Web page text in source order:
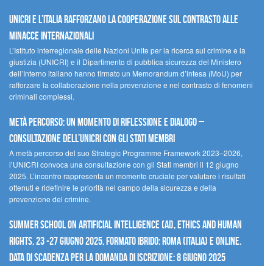
UNICRI e l’Italia rafforzano la cooperazione sul contrasto alle
minacce internazionali
L’Istituto interregionale delle Nazioni Unite per la ricerca sul crimine e la
giustizia (UNICRI) e il Dipartimento di pubblica sicurezza del Ministero
dell’Interno italiano hanno firmato un Memorandum d’intesa (MoU) per
rafforzare la collaborazione nella prevenzione e nel contrasto di fenomeni
criminali complessi.
Metà percorso: un momento di riflessione e dialogo –
Consultazione dell’UNICRI con gli Stati membri
A metà percorso del suo Strategic Programme Framework 2023–2026,
l’UNICRI convoca una consultazione con gli Stati membri il 12 giugno
2025. L’incontro rappresenta un momento cruciale per valutare i risultati
ottenuti e ridefinire le priorità nel campo della sicurezza e della
prevenzione del crimine.
Summer School on Artificial Intelligence (AI), Ethics and Human
Rights, 23 -27 giugno 2025, Formato Ibrido: Roma (Italia) e online.
Data di scadenza per la domanda di iscrizione: 8 giugno 2025